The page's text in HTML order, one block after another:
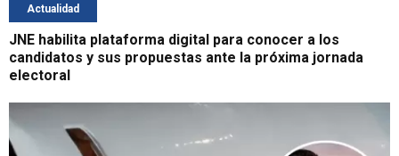
Actualidad
JNE habilita plataforma digital para conocer a los
candidatos y sus propuestas ante la próxima jornada
electoral